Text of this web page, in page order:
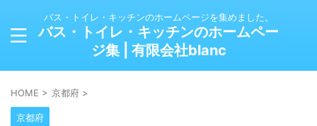
バス・トイレ・キッチンのホームページを集めました。
バス・トイレ・キッチンのホームペー
ジ集 | 有限会社blanc
HOME > 京都府 >
京都府